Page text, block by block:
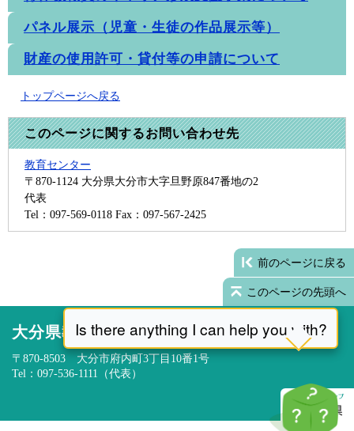
パネル展示（児童・生徒の作品展示等）
財産の使用許可・貸付等の申請について
トップページへ戻る
このページに関するお問い合わせ先
教育センター
〒870-1124 大分県大分市大字旦野原847番地の2
代表
Tel：097-569-0118 Fax：097-567-2425
前のページに戻る
このページの先頭へ
大分県教育委員会
〒870-8503 大分市府内町3丁目10番1号
Tel：097-536-1111（代表）